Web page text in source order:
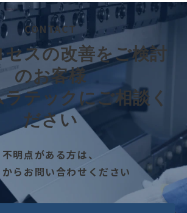
CONTACT
セスの改善をご検討
のお客様
ラテックにご相談く
ださい
不明点がある方は、
らお問い合わせください